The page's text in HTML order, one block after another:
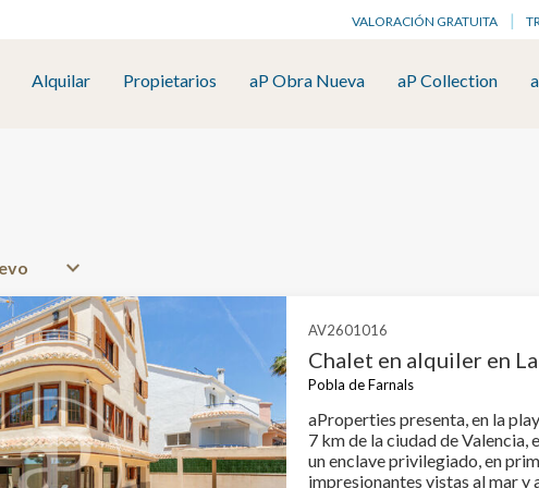
VALORACIÓN GRATUITA
Alquilar Propietarios aP Obra Nueva aP Collection
AV2601016
Chalet en alquiler en
Pobla de Farnals
aProperties presenta, en la
7 km de la ciudad de
un enclave privilegiado, en
impresionantes vistas al mar y a la